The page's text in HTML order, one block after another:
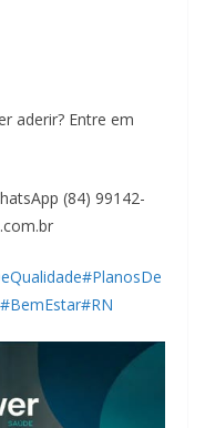
aderir? Entre em
(84) 99142-
#PlanosDe
#BemEstar#RN